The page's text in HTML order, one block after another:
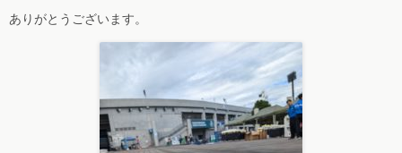
ありがとうございます。